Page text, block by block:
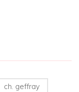
ch. geffray